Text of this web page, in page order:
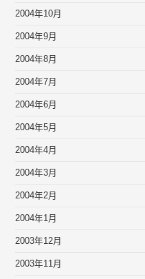
2004年10月
2004年9月
2004年8月
2004年7月
2004年6月
2004年5月
2004年4月
2004年3月
2004年2月
2004年1月
2003年12月
2003年11月